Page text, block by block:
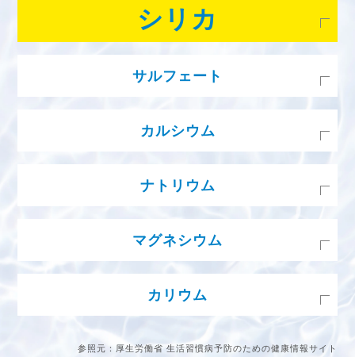
シリカ
ケイ素を構成元素として含んだ物質。ケイ
素は人間の身体の骨や血管・毛髪・爪など
を構成している元素のひとつ。
サルフェート
自然界に存在し、ミネラルウォーターや温
泉水などに多く含まれる。
カルシウム
人体に多く含まれるミネラルであり、骨や
歯にも存在。骨格の形成をサポートする重
要な物質。
ナトリウム
人体において主に細胞の外側に存在。カリ
ウムとともにバランスのとれた毎日の維持
のために不可欠。
マグネシウム
人体に多く含まれるミネラル。一部の食物
にも含有。体内ではエネルギー代謝に関わ
る多くの酵素をサポートし、健康維持に必
カリウム
必須ミネラルのひとつ。ナトリウムととも
参照元：厚生労働省 生活習慣病予防のための健康情報サイト